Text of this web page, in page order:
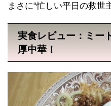
まさに“忙しい平日の救世
実食レビュー：ミー
厚中華！